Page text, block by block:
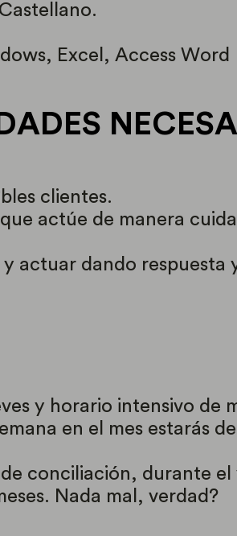
Excel, Access Word
clientes.
actúe de manera
actuar dando respuesta
y horario intensivo de
en el mes estarás
conciliación, durante
Nada mal, verdad?